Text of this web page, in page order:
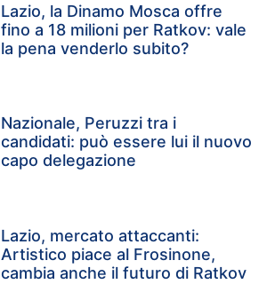
Lazio, la Dinamo Mosca offre
fino a 18 milioni per Ratkov: vale
la pena venderlo subito?
Nazionale, Peruzzi tra i
candidati: può essere lui il nuovo
capo delegazione
Lazio, mercato attaccanti:
Artistico piace al Frosinone,
cambia anche il futuro di Ratkov